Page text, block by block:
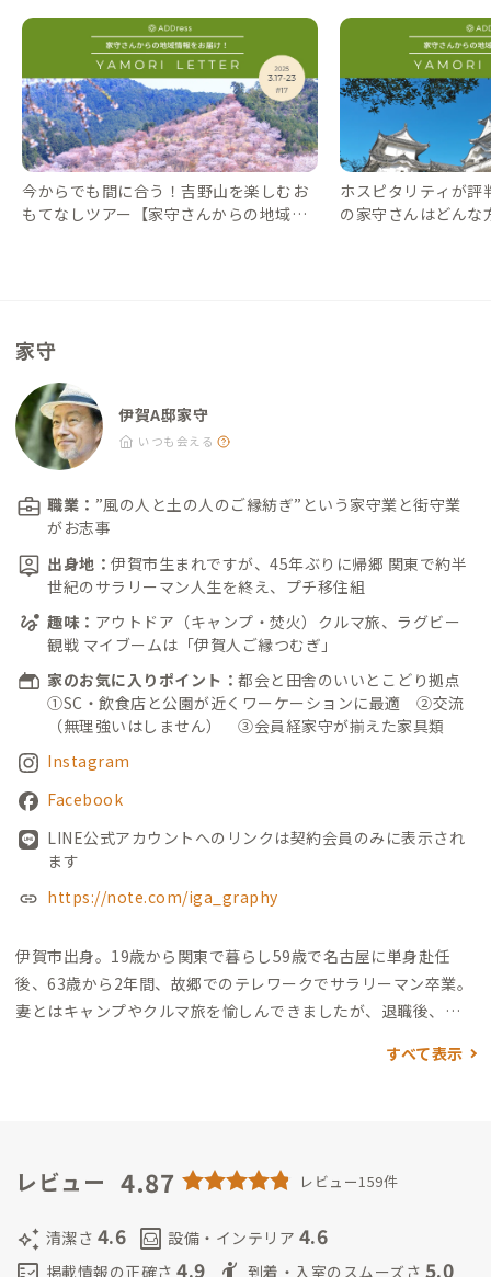
今からでも間に合う！吉野山を楽しむお
もてなしツアー【家守さんからの地域情
ホスピタリティが評
の家守さんはどんな
家守
伊賀A邸家守
いつも会える
職業： ”風の人と土の人のご縁紡ぎ”という家守業と街守業
がお志事
出身地： 伊賀市生まれですが、45年ぶりに帰郷 関東で約半
世紀のサラリーマン人生を終え、プチ移住組
趣味： アウトドア（キャンプ・焚火）クルマ旅、ラグビー
観戦 マイブームは「伊賀人ご縁つむぎ」
家のお気に入りポイント： 都会と田舎のいいとこどり拠点
①SC・飲食店と公園が近くワーケーションに最適 ②交流
（無理強いはしません） ③会員経家守が揃えた家具類
Instagram
Facebook
LINE公式アカウントへのリンクは契約会員のみに表示され
ます
https://note.com/iga_graphy
伊賀市出身。19歳から関東で暮らし59歳で名古屋に単身赴任
後、63歳から2年間、故郷でのテレワークでサラリーマン卒業。
妻とはキャンプやクルマ旅を愉しんできましたが、退職後、妻
りて家守業をスタートし、両親を見送った後も、妻も絶賛する
できるのかが”IKIGAI” まず、伊賀肉牛肉好きな会員さんが揃え
阪肉」にはかなわない「伊賀肉」は、地元で8割消費され全国に
出回っていない隠れた銘品です。絶対に食べてみて〜！
すべて表示
レビュー 4.87 レビュー159件
auto_awesome 清潔さ 4.6 living 設備・インテリア 4.6
掲載情報の正確さ 4.9 到着・入室のスムーズさ 5.0